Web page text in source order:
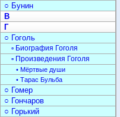
○ Бунин
В
Г
○ Гоголь
▫ Биография Гоголя
▫ Произведения Гоголя
• Мёртвые души
• Тарас Бульба
○ Гомер
○ Гончаров
○ Горький